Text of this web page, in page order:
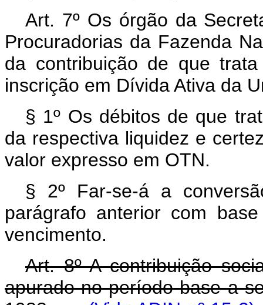
Art. 7º Os órgão da
Procuradorias da Fazenda
da contribuição de que
inscrição em Dívida Ativa da
§ 1º Os débitos de que
da respectiva liquidez e
valor expresso em OTN.
§ 2º Far-se-á a
parágrafo anterior com
vencimento.
Art. 8º A contribuição
apurado no período-base a